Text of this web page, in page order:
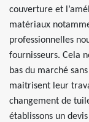
couverture et
matériaux
professionnelles
fournisseurs. Cela
bas du marché
maitrisent leur
changement de
établissons un